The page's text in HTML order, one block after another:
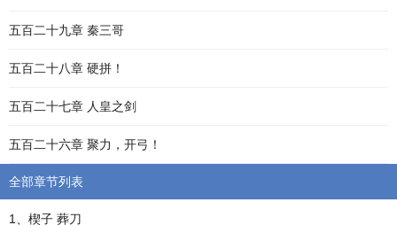
五百二十九章 秦三哥
五百二十八章 硬拼！
五百二十七章 人皇之剑
五百二十六章 聚力，开弓！
全部章节列表
1、楔子 葬刀